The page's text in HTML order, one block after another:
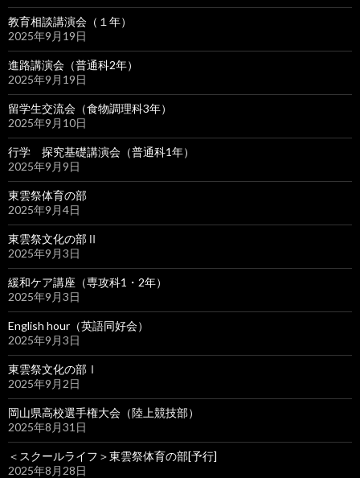
教育相談講演会（１年）
2025年9月19日
進路講演会（普通科2年）
2025年9月19日
留学生交流会（食物調理科3年）
2025年9月10日
行学 探究基礎講演会（普通科1年）
2025年9月9日
東雲祭体育の部
2025年9月4日
東雲祭文化の部Ⅱ
2025年9月3日
緩和ケア講座（専攻科1・2年）
2025年9月3日
English hour（英語同好会）
2025年9月3日
東雲祭文化の部Ⅰ
2025年9月2日
岡山県高校選手権大会（陸上競技部）
2025年8月31日
＜スクールライフ＞東雲祭体育の部[予行]
2025年8月28日